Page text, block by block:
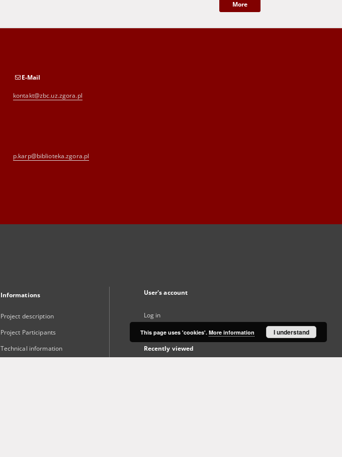
More
E-Mail
kontakt@zbc.uz.zgora.pl
p.karp@biblioteka.zgora.pl
Informations
Project description
Project Participants
Technical information
User's account
Log in
Recently viewed
This page uses 'cookies'. More information I understand